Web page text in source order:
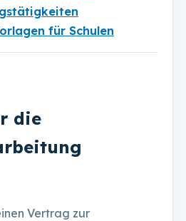
für Schulen
die
Vertrag zur